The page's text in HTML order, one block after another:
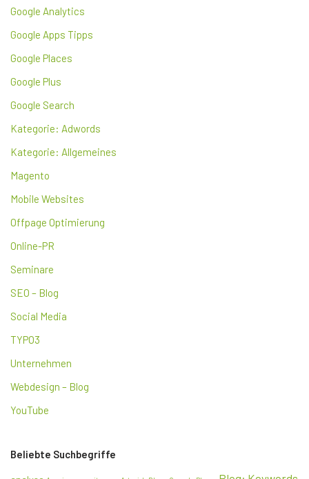
Google Analytics
Google Apps Tipps
Google Places
Google Plus
Google Search
Kategorie: Adwords
Kategorie: Allgemeines
Magento
Mobile Websites
Offpage Optimierung
Online-PR
Seminare
SEO – Blog
Social Media
TYPO3
Unternehmen
Webdesign – Blog
YouTube
Beliebte Suchbegriffe